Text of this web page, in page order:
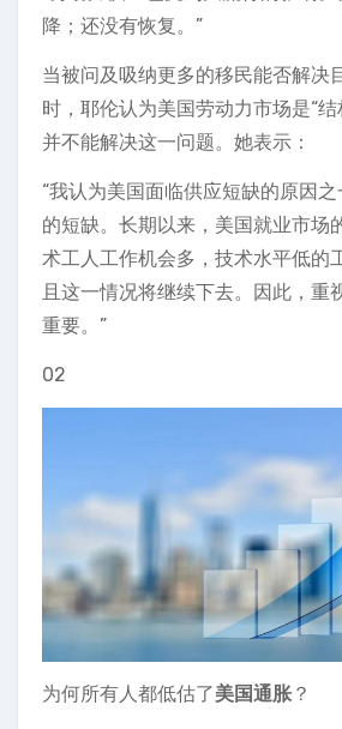
降；还没有恢复。”
当被问及吸纳更多的移民能否解决
时，耶伦认为美国劳动力市场是“
并不能解决这一问题。她表示：
“我认为美国面临供应短缺的原因
的短缺。长期以来，美国就业市场
术工人工作机会多，技术水平低的
且这一情况将继续下去。因此，重
重要。”
02
为何所有人都低估了美国通胀 ？